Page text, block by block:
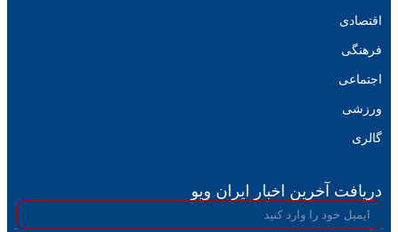
اقتصادی
فرهنگی
اجتماعی
ورزشی
گالری
دریافت آخرین اخبار ایران ویو